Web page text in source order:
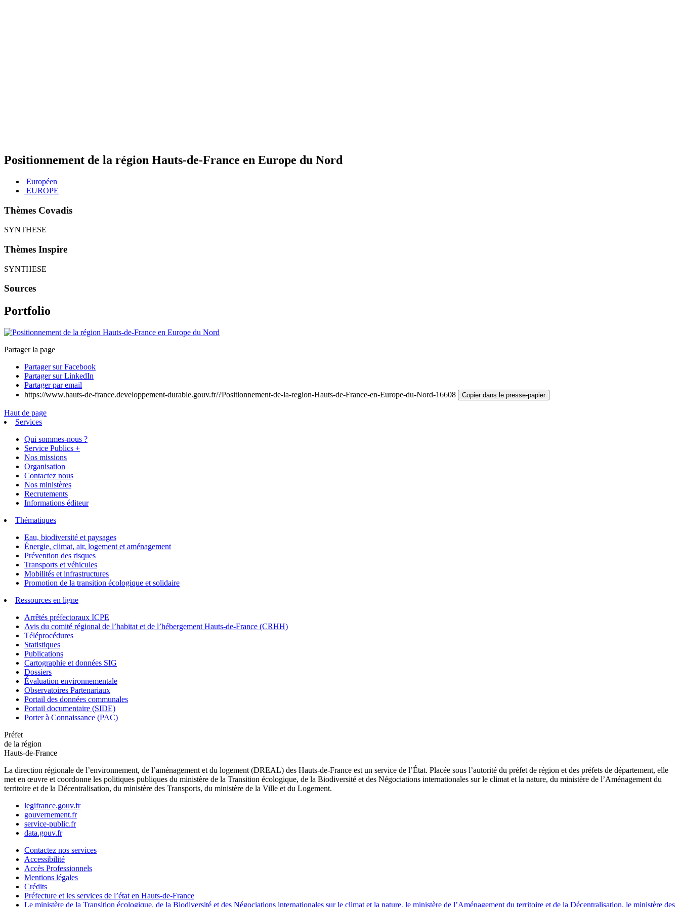
Positionnement de la région Hauts-de-France en Europe du Nord
Européen
EUROPE
Thèmes Covadis
SYNTHESE
Thèmes Inspire
SYNTHESE
Sources
Portfolio
Partager la page
Partager sur Facebook
Partager sur LinkedIn
Partager par email
https://www.hauts-de-france.developpement-durable.gouv.fr/?Positionnement-de-la-region-Hauts-de-France-en-Europe-du-Nord-16608
Copier dans le presse-papier
Haut de page
Services
Qui sommes-nous ?
Service Publics +
Nos missions
Organisation
Contactez nous
Nos ministères
Recrutements
Informations éditeur
Thématiques
Eau, biodiversité et paysages
Énergie, climat, air, logement et aménagement
Prévention des risques
Transports et véhicules
Mobilités et infrastructures
Promotion de la transition écologique et solidaire
Ressources en ligne
Arrêtés préfectoraux ICPE
Avis du comité régional de l’habitat et de l’hébergement Hauts-de-France (CRHH)
Téléprocédures
Statistiques
Publications
Cartographie et données SIG
Dossiers
Évaluation environnementale
Observatoires Partenariaux
Portail des données communales
Portail documentaire (SIDE)
Porter à Connaissance (PAC)
Préfet
de la région
Hauts-de-France
La direction régionale de l’environnement, de l’aménagement et du logement (DREAL) des Hauts-de-France est un service de l’État. Placée sous l’autorité du préfet de région et des préfets de département, elle
met en œuvre et coordonne les politiques publiques du ministère de la Transition écologique, de la Biodiversité et des Négociations internationales sur le climat et la nature, du ministère de l’Aménagement du
territoire et de la Décentralisation, du ministère des Transports, du ministère de la Ville et du Logement.
legifrance.gouv.fr
gouvernement.fr
service-public.fr
data.gouv.fr
Contactez nos services
Accessibilité
Accès Professionnels
Mentions légales
Crédits
Préfecture et les services de l’état en Hauts-de-France
Le ministère de la Transition écologique, de la Biodiversité et des Négociations internationales sur le climat et la nature, le ministère de l’Aménagement du territoire et de la Décentralisation, le ministère des